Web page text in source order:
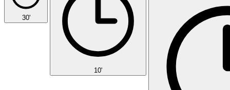
30'
10'